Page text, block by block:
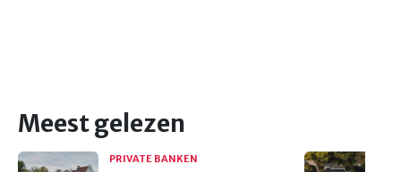
Meest gelezen
PRIVATE BANKEN